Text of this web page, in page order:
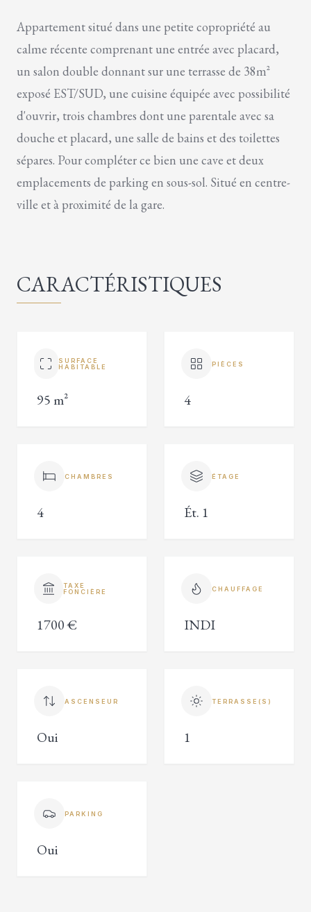
Appartement situé dans une petite copropriété au
calme récente comprenant une entrée avec placard,
un salon double donnant sur une terrasse de 38m²
exposé EST/SUD, une cuisine équipée avec possibilité
d'ouvrir, trois chambres dont une parentale avec sa
douche et placard, une salle de bains et des toilettes
sépares. Pour compléter ce bien une cave et deux
emplacements de parking en sous-sol. Situé en centre-
ville et à proximité de la gare.
CARACTÉRISTIQUES
SURFACE
HABITABLE
95 m²
PIÈCES
4
CHAMBRES
4
ÉTAGE
Ét. 1
TAXE
FONCIÈRE
1700 €
CHAUFFAGE
INDI
ASCENSEUR
Oui
TERRASSE(S)
1
PARKING
Oui